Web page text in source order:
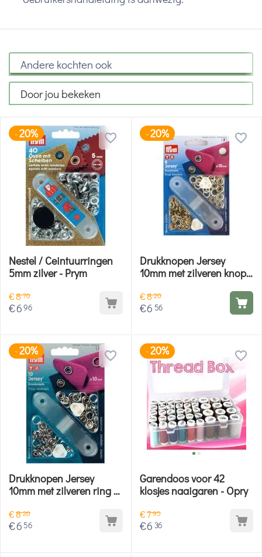
Andere kochten ook
Door jou bekeken
-20%
Nestel / Ceintuurringen
5mm zilver - Prym
€870
€696
-20%
Drukknopen Jersey
10mm met zilveren knop -
€820
€6 56
-20%
Drukknopen Jersey
10mm met zilveren ring -
€820
€6 56
-20%
Garendoos voor 42
klosjes naaigaren - Opry
€795
€6 36